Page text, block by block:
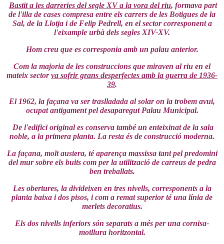
Bastit a les darreries del segle XV a la vora del riu, formava part
de l'illa de cases compresa entre els carrers de les Botigues de la
Sal, de la Llotja i de Felip Pedrell, en el sector corresponent a
l'eixample urbà dels segles XIV-XV.
Hom creu que es corresponia amb un palau anterior.
Com la majoria de les construccions que miraven al riu en el
mateix sectorva sofrir grans desperfectes amb la guerra de 1936-
39.
El 1962, la façana va ser traslladada al solar on la trobem avui,
ocupat antigament pel desaparegut Palau Municipal.
De l'edifici original es conserva també un enteixinat de la sala
noble, a la primera planta. La resta és de construcció moderna.
La façana, molt austera, té aparença massissa tant pel predomini
del mur sobre els buits com per la utilització de carreus de pedra
ben treballats.
Les obertures, la divideixen en tres nivells, corresponents a la
planta baixa i dos pisos, i com a remat superior té una línia de
merlets decoratius.
Els dos nivells inferiors són separats a més per una cornisa-
motllura horitzontal.